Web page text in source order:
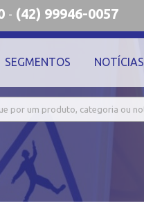
- (42) 99946-0057
SEGMENTOS NOTÍCIAS